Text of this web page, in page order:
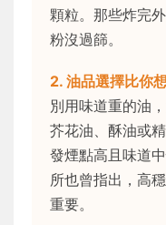
顆粒。那些炸完
粉沒過篩。
2. 油品選擇比你
別用味道重的油
芥花油、酥油或
發煙點高且味道
所也曾指出，高
重要。